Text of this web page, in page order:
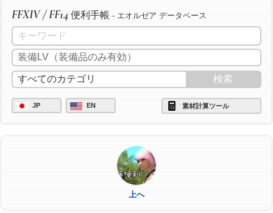
FFXIV / FF14 便利手帳 - エオルゼア データベース
JP EN 素材計算ツール
上へ